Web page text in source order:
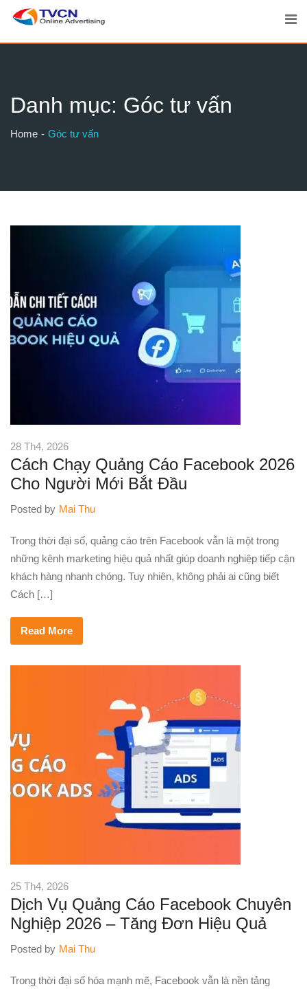
content
Danh mục: Góc tư vấn
Home Góc tư vấn
28 Th4, 2026
Cách Chạy Quảng Cáo Facebook 2026
Cho Người Mới Bắt Đầu
Posted by Mai Thu
Trong thời đại số, quảng cáo trên Facebook vẫn là một trong
những kênh marketing hiệu quả nhất giúp doanh nghiệp tiếp cận
khách hàng nhanh chóng. Tuy nhiên, không phải ai cũng biết
Cách […]
Read More
25 Th4, 2026
Dịch Vụ Quảng Cáo Facebook Chuyên
Nghiệp 2026 – Tăng Đơn Hiệu Quả
Posted by Mai Thu
Trong thời đại số hóa mạnh mẽ, Facebook vẫn là nền tảng